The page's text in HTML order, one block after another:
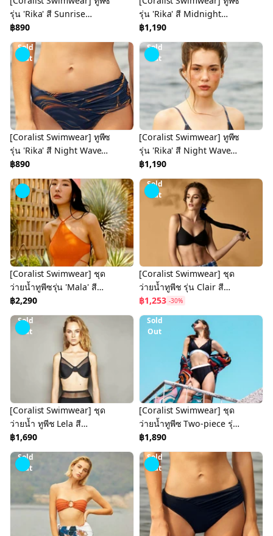
รุ่น 'Rika' สี Sunrise
spectrum (CREX190-
Bottom)
฿890
รุ่น 'Rika' สี Midnight
(CREX191-Top)
฿1,190
Sold
Out
[Coralist Swimwear] ทูพีซ
รุ่น 'Rika' สี Night Wave
(CREX191-Bottom)
฿890
Sold
Out
[Coralist Swimwear] ทูพีซ
รุ่น 'Rika' สี Night Wave
(CREX192-Top)
฿1,190
[Coralist Swimwear] ชุด
ว่ายน้ำทูพีซรุ่น 'Mala' สี
Burnt orange/green
[CREX289]
฿2,290
Sold
Out
[Coralist Swimwear] ชุด
ว่ายน้ำทูพีช รุ่น Clair สี
Midnight/ Scotch Blue
(CREX119)
฿1,253 -30%
Sold
Out
[Coralist Swimwear] ชุด
ว่ายน้ำ ทูพีช Lela สี
Midnight (CREX54)
฿1,690
Sold
Out
[Coralist Swimwear] ชุด
ว่ายน้ำทูพีซ Two-piece รุ่น
'Rayne' สีดำ Midnight
(CREX163)
฿1,890
Sold
Out
Sold
Out